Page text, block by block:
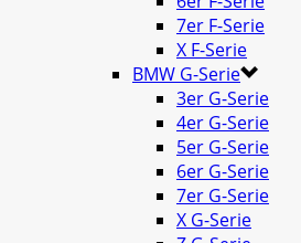
7er F-Serie
X F-Serie
BMW G-Serie
3er G-Serie
4er G-Serie
5er G-Serie
6er G-Serie
7er G-Serie
X G-Serie